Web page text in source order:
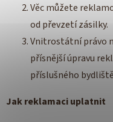
Věc můžete
od převzetí zásilky.
Vnitrostátní právo
přísnější úpravu
příslušného
Jak reklamaci uplatnit